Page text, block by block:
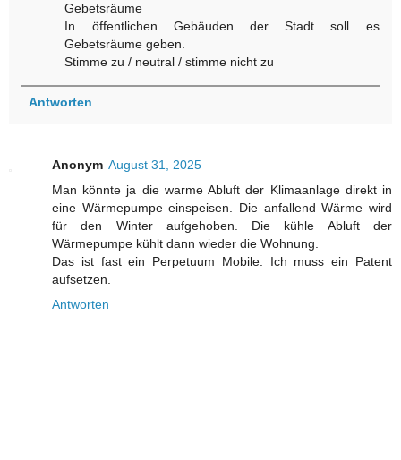
Gebetsräume
In öffentlichen Gebäuden der Stadt soll es
Gebetsräume geben.
Stimme zu / neutral / stimme nicht zu
Antworten
Anonym August 31, 2025
Man könnte ja die warme Abluft der Klimaanlage direkt in
eine Wärmepumpe einspeisen. Die anfallend Wärme wird
für den Winter aufgehoben. Die kühle Abluft der
Wärmepumpe kühlt dann wieder die Wohnung.
Das ist fast ein Perpetuum Mobile. Ich muss ein Patent
aufsetzen.
Antworten